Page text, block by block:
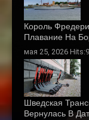
Король
Плавание На
мая 25, 2026
Шведская
Вернулась В